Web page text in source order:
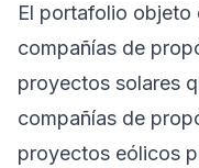
El portafolio objeto
compañías de
proyectos solares
compañías de
proyectos eólicos